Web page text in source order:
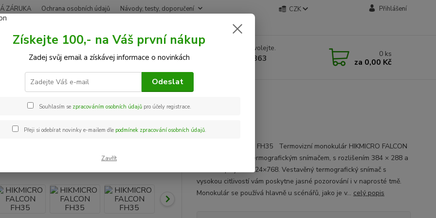
ZÁRUKA Ochrana osobních údajů
Návody, testy, doporučení
CZK Přihlášení
Hledat
Nevíte si rady? Zavolejte.
+420 534 534 863 0 ks
za 0,00 Kč
FALCON FH35
HIKMICRO FALCON FH35 Termovizní monokulár HIKMICRO FALCON
FH35 je vybaven termografickým snímačem, s rozlišením 384 × 288 a
OLED displejem 1024×768. Vestavěný termografický snímač s
vysokou citlivostí vám poskytne jasné pozorování i v naprosté tmě.
Monokulár se používá hlavně u scénářů, jako je v... celý popis
Získejte 100,- na Váš první nákup
Zadej svůj email a získávej informace o novinkách
Odeslat
Souhlasím se zpracováním osobních údajůpro účely registrace.
Přeji si odebírat novinky e-mailem dle podmínek zpracování osobních údajů.
Zavřít